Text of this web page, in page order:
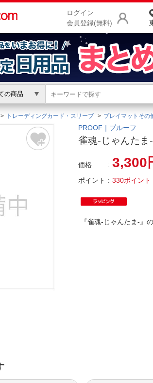
ログイン
会員登録(無料)
の商品
ン
商品
ラン
カテ
お客
よく
トレーディングカード・スリーブ プレイマットその
PROOF｜プルーフ
雀魂-じゃんたま
価格 3,300
ポイント
330ポイント
『雀魂-じゃんたま-